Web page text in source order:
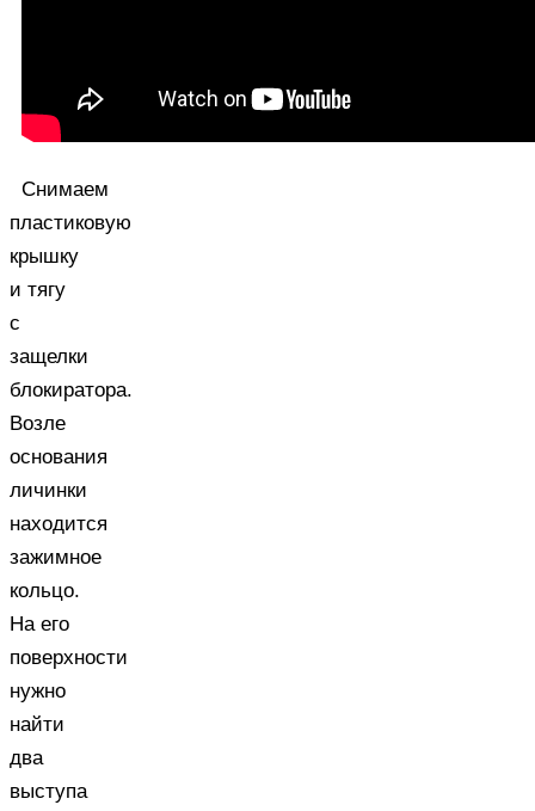
Снимаем
пластиковую
крышку
и тягу
с
защелки
блокиратора.
Возле
основания
личинки
находится
зажимное
кольцо.
На его
поверхности
нужно
найти
два
выступа